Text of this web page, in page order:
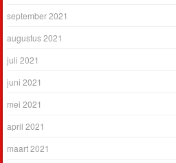
september 2021
augustus 2021
juli 2021
juni 2021
mei 2021
april 2021
maart 2021